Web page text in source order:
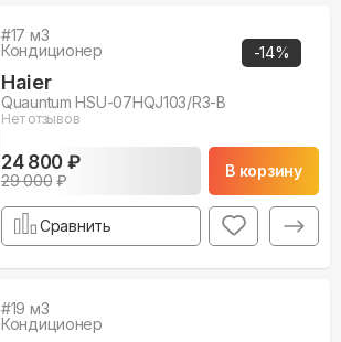
-14%
#17 м3
Кондиционер
Haier
Quauntum HSU-07HQJ103/R3-B
Нет отзывов
24 800 ₽
29 000₽
В корзину
Сравнить
#19 м3
Кондиционер